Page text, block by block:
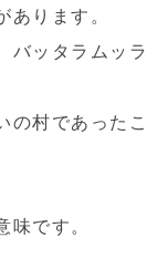
ります。
バッタラムッラ
の村であったこ
です。